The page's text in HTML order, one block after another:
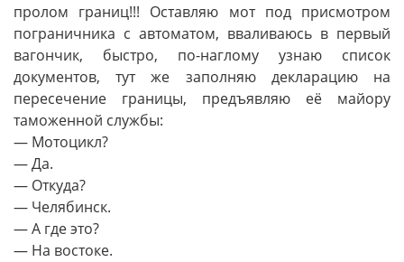
пролом границ!!! Оставляю мот под присмотром
пограничника с автоматом, вваливаюсь в первый
вагончик, быстро, по-наглому узнаю список
документов, тут же заполняю декларацию на
пересечение границы, предъявляю её майору
таможенной службы:
— Мотоцикл?
— Да.
— Откуда?
— Челябинск.
— А где это?
— На востоке.